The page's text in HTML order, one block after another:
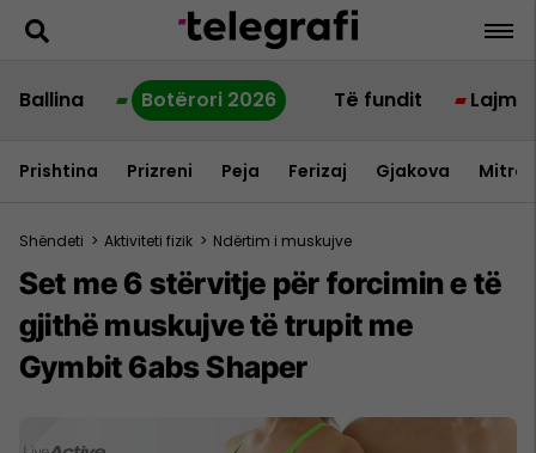
Ballina Botërori 2026 Të fundit Lajme
Prishtina Prizreni Peja Ferizaj Gjakova
Shëndeti > Aktiviteti fizik > Ndërtim i muskujve
Set me 6 stërvitje për forcimin e të
gjithë muskujve të trupit me
Gymbit 6abs Shaper